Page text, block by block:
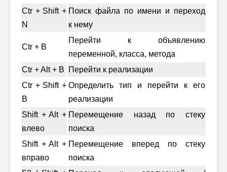
Ctr + Shift +
N
Поиск файла по имени и переход
к нему
Ctr + B
Перейти к объявлению
переменной, класса, метода
Ctr + Alt + B
Перейти к реализации
Ctr + Shift +
B
Определить тип и перейти к его
реализации
Shift + Alt +
влево
Перемещение назад по стеку
поиска
Shift + Alt +
вправо
Перемещение вперед по стеку
поиска